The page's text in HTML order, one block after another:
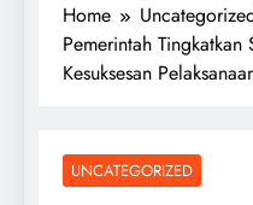
Home
Pemerintah Tingkatkan
Kesuksesan
UNCATEGORIZED